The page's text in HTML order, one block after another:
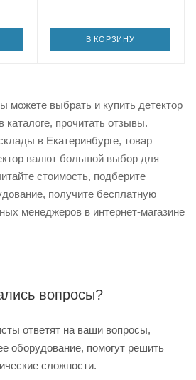
В КОРЗИНУ
можете выбрать и купить детектор
каталоге, прочитать отзывы.
в Екатеринбурге, товар
валют большой выбор для
стоимость, подберите
получите бесплатную
менеджеров в интернет-магазине
вопросы?
ответят на ваши вопросы,
оборудование, помогут решить
сложности.